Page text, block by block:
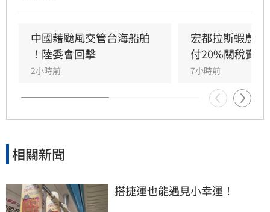
方，更藐視國際規範。他強調，中國人民處於水
深火熱，政府卻忙於政治操作。王定宇感嘆，中
國作為大國卻缺乏基本素質，並再次提醒「誰跟
中國藉颱風交管台海船舶
！陸委會回擊
2小時前
宏都拉斯蝦農
付20%關稅賣台
7小時前
相關新聞
搭捷運也能遇見小幸運！